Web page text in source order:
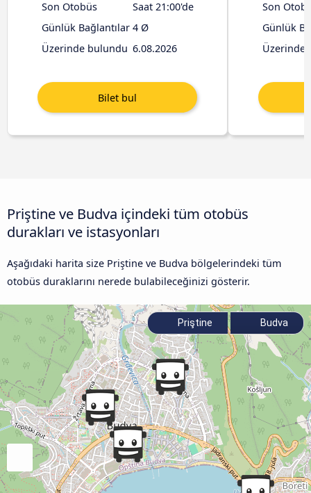
Son Otobüs
Saat 21:00'de
Günlük Bağlantılar 4 Ø
Üzerinde bulundu 6.08.2026
Son
Günlük
Üzerinde
Priştine ve Budva içindeki tüm otobüs
durakları ve istasyonları
Aşağıdaki harita size Priştine ve Budva bölgelerindeki tüm
otobüs duraklarını nerede bulabileceğinizi gösterir.
Priştine Budva